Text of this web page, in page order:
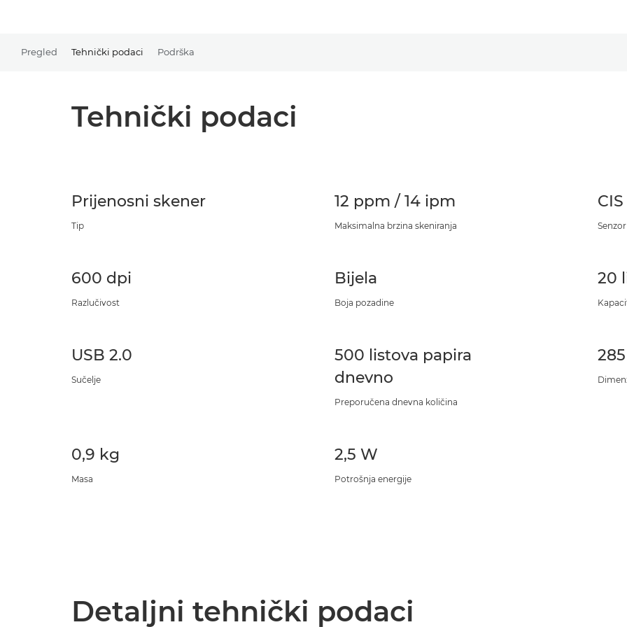
Pregled Tehnički podaci Podrška
Tehnički podaci
Prijenosni skener
Tip
12 ppm / 14 ipm
Maksimalna brzina skeniranja
CIS
Senzor
600 dpi
Razlučivost
Bijela
Boja pozadine
20
USB 2.0
Sučelje
500 listova papira
dnevno
Preporučena dnevna količina
0,9 kg
Masa
2,5 W
Potrošnja energije
Detaljni tehnički podaci